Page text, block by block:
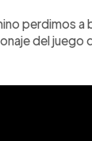
perdimos
del juego